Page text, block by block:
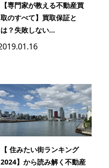
【専門家が教える不動産買
取のすべて】買取保証と
は？失敗しない...
【 住みたい街ランキング
2024】から読み解く不動産